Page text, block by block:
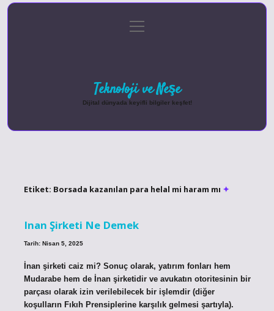
Gizlilik Politikası
menüyü
aç
Teknoloji ve Neşe
Dijital dünyada keyifli bilgiler keşfet!
Etiket: Borsada kazanılan para helal mi haram mı
Inan Şirketi Ne Demek
Tarih: Nisan 5, 2025
İnan şirketi caiz mi? Sonuç olarak, yatırım fonları hem
Mudarabe hem de İnan şirketidir ve avukatın otoritesinin bir
parçası olarak izin verilebilecek bir işlemdir (diğer
koşulların Fıkıh Prensiplerine karşılık gelmesi şartıyla).